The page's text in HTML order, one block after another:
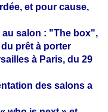
et pour cause,
au salon : "The box",
prêt à porter
à Paris, du 29
des salons a